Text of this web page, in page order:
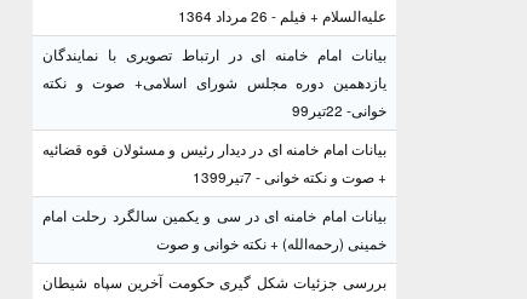
علیه‌السلام + فیلم - 26 مرداد 1364
بیانات امام خامنه ای در ارتباط تصویری با نمایندگان
یازدهمین دوره مجلس شورای اسلامی+ صوت و نکته
خوانی- 22تیر99
بیانات امام خامنه ای در دیدار رئیس و مسئولان قوه قضائیه
+ صوت و نکته خوانی - 7تیر1399
بیانات امام خامنه ای در سی و یکمین سالگرد رحلت امام
خمینی (رحمه‌الله) + نکته خوانی و صوت
بررسی جزئیات شکل گیری حکومت آخرین سپاه شیطان